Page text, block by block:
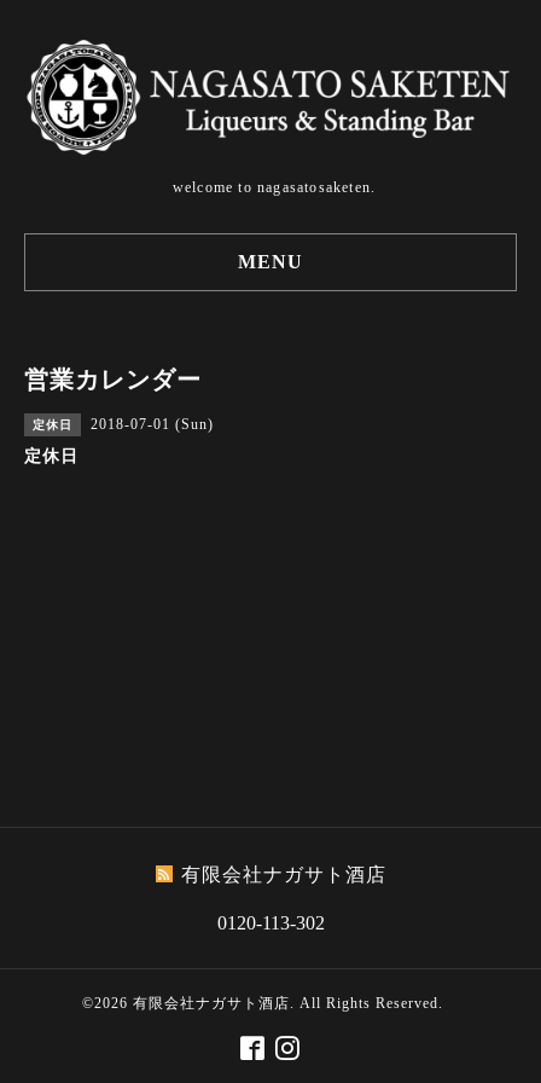
welcome to nagasatosaketen.
MENU
営業カレンダー
定休日 2018-07-01 (Sun)
定休日
有限会社ナガサト酒店
0120-113-302
©2026 有限会社ナガサト酒店. All Rights Reserved.